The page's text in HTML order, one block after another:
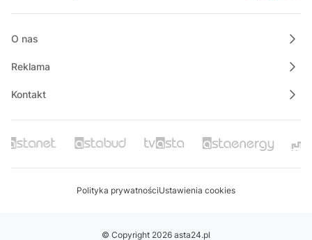
O nas
Reklama
Kontakt
Polityka prywatnościUstawienia cookies
© Copyright 2026 asta24.pl